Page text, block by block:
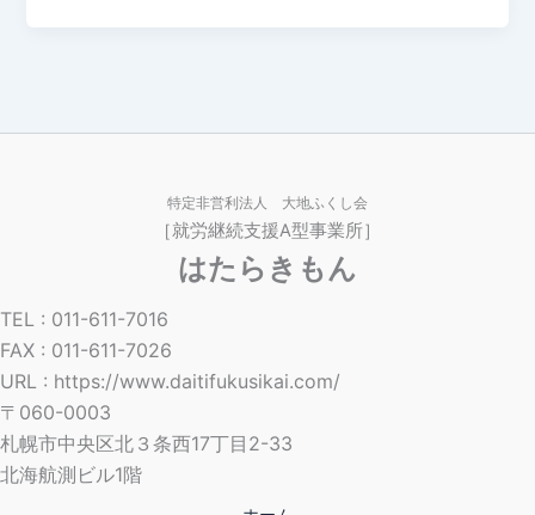
特定非営利法人 大地ふくし会
［就労継続支援A型事業所］
はたらきもん
TEL : 011-611-7016
FAX : 011-611-7026
URL : https://www.daitifukusikai.com/
〒060-0003
札幌市中央区北３条西17丁目2-33
北海航測ビル1階